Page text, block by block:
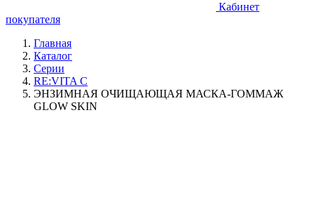
Кабинет
покупателя
Главная
Каталог
Серии
RE:VITA C
ЭНЗИМНАЯ ОЧИЩАЮЩАЯ МАСКА-ГОММАЖ
GLOW SKIN